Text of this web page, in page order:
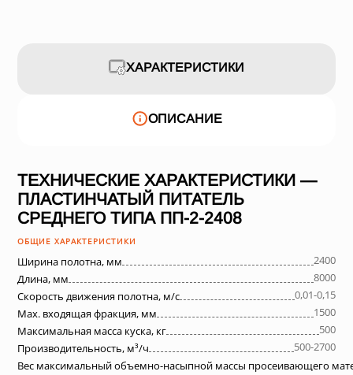
ХАРАКТЕРИСТИКИ
ОПИСАНИЕ
ТЕХНИЧЕСКИЕ ХАРАКТЕРИСТИКИ —
ПЛАСТИНЧАТЫЙ ПИТАТЕЛЬ
СРЕДНЕГО ТИПА ПП-2-2408
ОБЩИЕ ХАРАКТЕРИСТИКИ
Ширина полотна, мм
2400
Длина, мм
8000
Скорость движения полотна, м/с
0,01-0,15
Max. входящая фракция, мм
1500
Максимальная масса куска, кг
500
Производительность, м³/ч
500-2700
Вес максимальный объемно-насыпной массы просеивающего